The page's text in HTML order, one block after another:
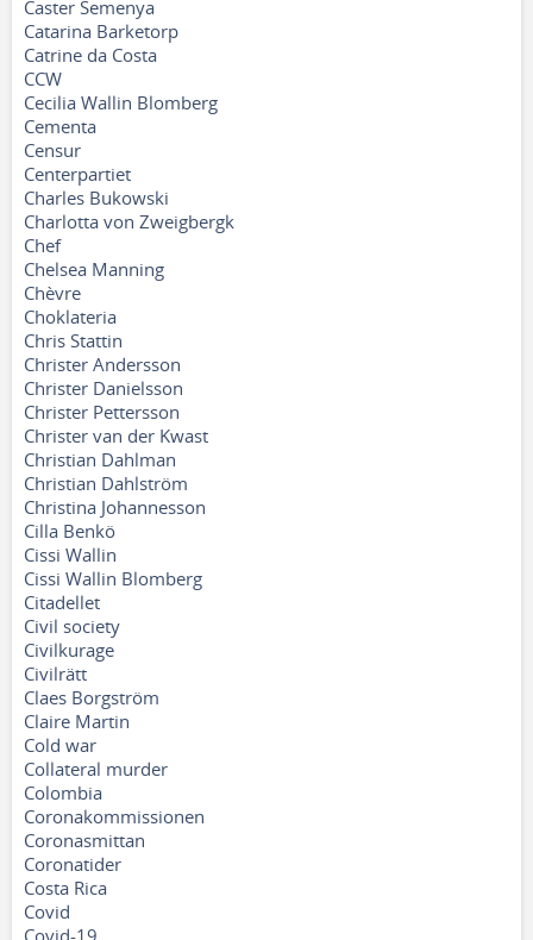
Caster Semenya
Catarina Barketorp
Catrine da Costa
CCW
Cecilia Wallin Blomberg
Cementa
Censur
Centerpartiet
Charles Bukowski
Charlotta von Zweigbergk
Chef
Chelsea Manning
Chèvre
Choklateria
Chris Stattin
Christer Andersson
Christer Danielsson
Christer Pettersson
Christer van der Kwast
Christian Dahlman
Christian Dahlström
Christina Johannesson
Cilla Benkö
Cissi Wallin
Cissi Wallin Blomberg
Citadellet
Civil society
Civilkurage
Civilrätt
Claes Borgström
Claire Martin
Cold war
Collateral murder
Colombia
Coronakommissionen
Coronasmittan
Coronatider
Costa Rica
Covid
Covid-19